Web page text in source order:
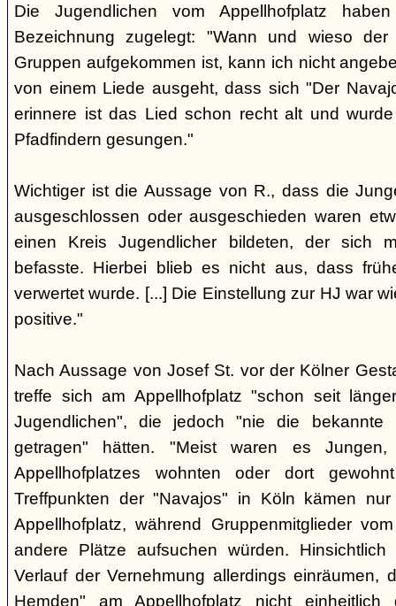
Die Jugendlichen vom Appellhofplatz
Bezeichnung zugelegt: "Wann und wieso
Gruppen aufgekommen ist, kann ich nicht
von einem Liede ausgeht, dass sich "Der
erinnere ist das Lied schon recht alt und
Pfadfindern gesungen."
Wichtiger ist die Aussage von R., dass die
ausgeschlossen oder ausgeschieden waren
einen Kreis Jugendlicher bildeten, der sich
befasste. Hierbei blieb es nicht aus, dass
verwertet wurde. [...] Die Einstellung zur HJ war
positive."
Nach Aussage von Josef St. vor der Kölner
treffe sich am Appellhofplatz "schon seit
Jugendlichen", die jedoch "nie die
getragen" hätten. "Meist waren es
Appellhofplatzes wohnten oder dort
Treffpunkten der "Navajos" in Köln kämen
Appellhofplatz, während Gruppenmitglieder
andere Plätze aufsuchen würden.
Verlauf der Vernehmung allerdings einräumen,
Hemden" am Appellhofplatz nicht einheitlich